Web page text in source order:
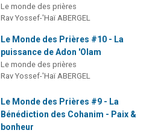
Le monde des prières
Rav Yossef-'Haï ABERGEL
Le Monde des Prières #10 - La
puissance de Adon 'Olam
Le monde des prières
Rav Yossef-'Haï ABERGEL
Le Monde des Prières #9 - La
Bénédiction des Cohanim - Paix &
bonheur